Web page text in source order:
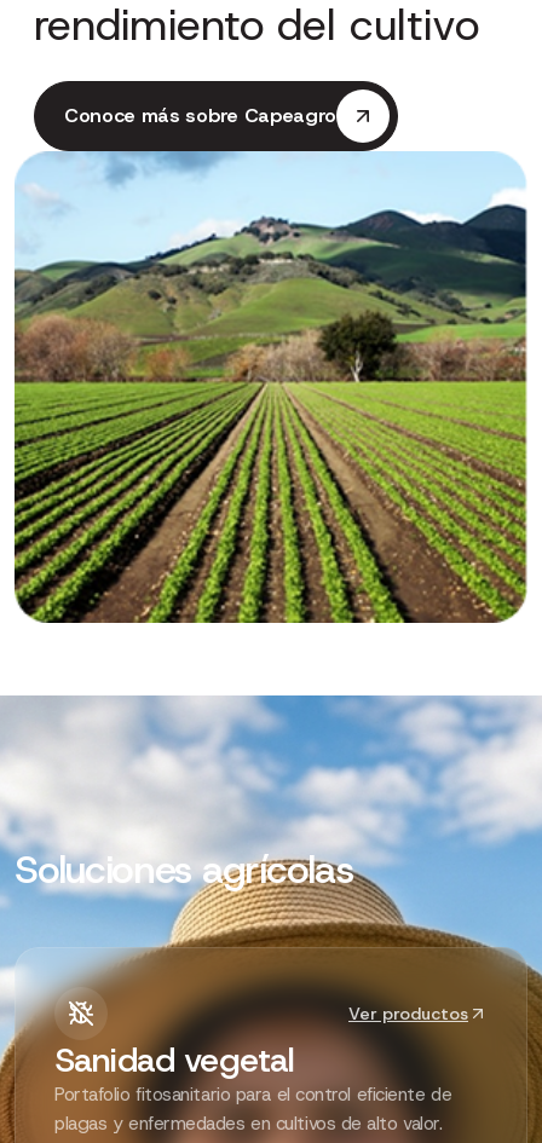
rendimiento del cultivo
Conoce más sobre Capeagro
Soluciones agrícolas
Ver productos
Sanidad vegetal
Portafolio fitosanitario para el control eficiente de
plagas y enfermedades en cultivos de alto valor.